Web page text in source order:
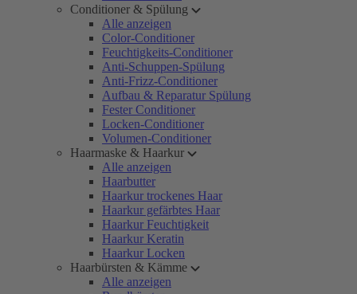
Conditioner & Spülung
Alle anzeigen
Color-Conditioner
Feuchtigkeits-Conditioner
Anti-Schuppen-Spülung
Anti-Frizz-Conditioner
Aufbau & Reparatur Spülung
Fester Conditioner
Locken-Conditioner
Volumen-Conditioner
Haarmaske & Haarkur
Alle anzeigen
Haarbutter
Haarkur trockenes Haar
Haarkur gefärbtes Haar
Haarkur Feuchtigkeit
Haarkur Keratin
Haarkur Locken
Haarbürsten & Kämme
Alle anzeigen